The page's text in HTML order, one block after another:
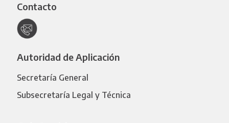
Contacto
Autoridad de Aplicación
Secretaría General
Subsecretaría Legal y Técnica